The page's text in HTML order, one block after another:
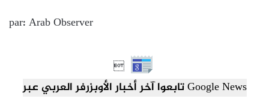
par: Arab Observer

تابعوا آخر أخبار الأوبزرفر العربي عبر Google News